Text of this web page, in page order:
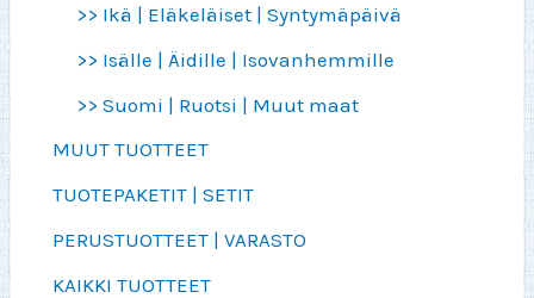
>> Ikä | Eläkeläiset | Syntymäpäivä
>> Isälle | Äidille | Isovanhemmille
>> Suomi | Ruotsi | Muut maat
MUUT TUOTTEET
TUOTEPAKETIT | SETIT
PERUSTUOTTEET | VARASTO
KAIKKI TUOTTEET